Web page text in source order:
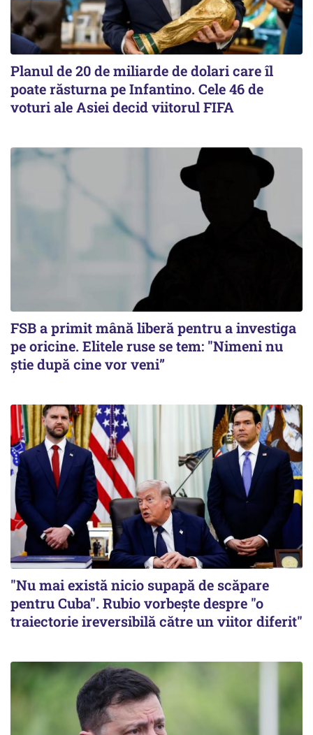
Planul de 20 de miliarde de dolari care îl
poate răsturna pe Infantino. Cele 46 de
voturi ale Asiei decid viitorul FIFA
FSB a primit mână liberă pentru a investiga
pe oricine. Elitele ruse se tem: "Nimeni nu
știe după cine vor veni”
"Nu mai există nicio supapă de scăpare
pentru Cuba". Rubio vorbește despre "o
traiectorie ireversibilă către un viitor diferit"